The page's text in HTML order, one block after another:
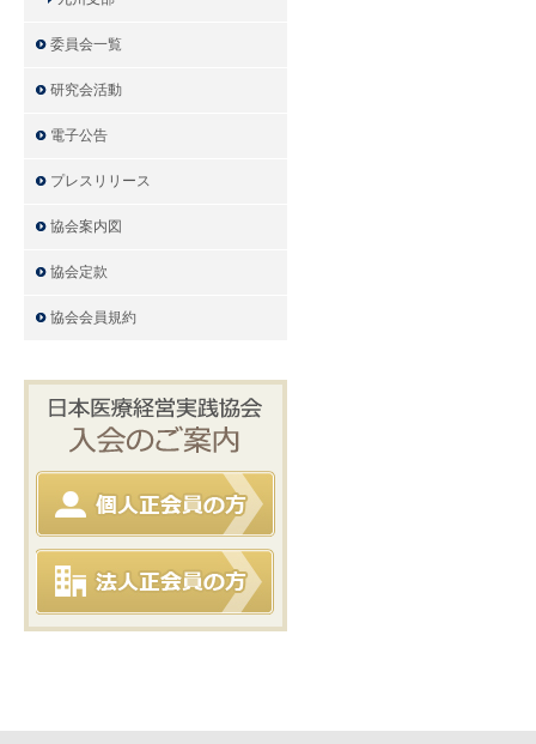
委員会一覧
研究会活動
電子公告
プレスリリース
協会案内図
協会定款
協会会員規約